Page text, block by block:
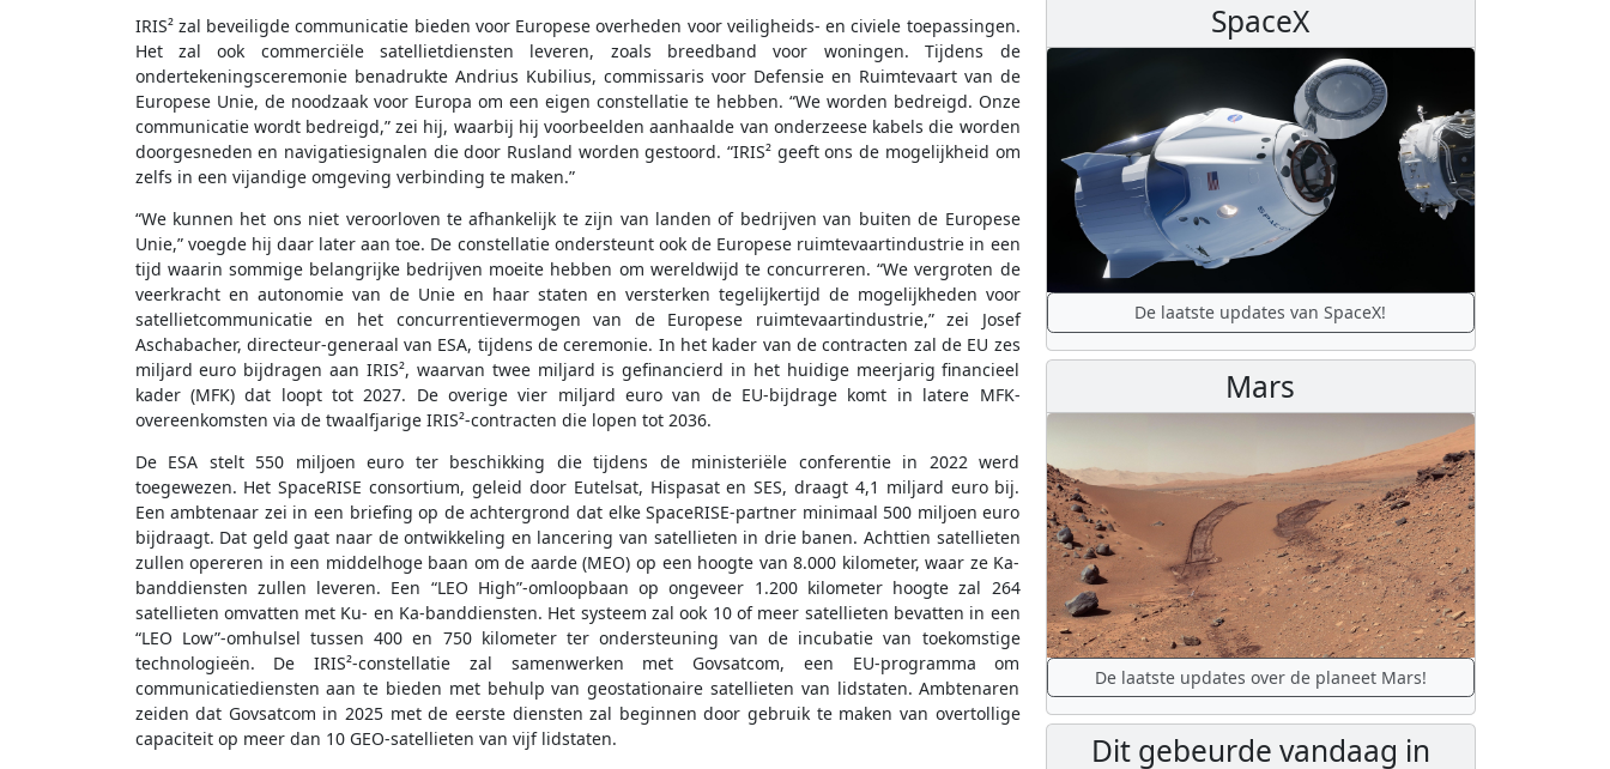
IRIS² zal beveiligde communicatie bieden voor Europese overheden voor veiligheids- en civiele toepassingen.
Het zal ook commerciële satellietdiensten leveren, zoals breedband voor woningen. Tijdens de
ondertekeningsceremonie benadrukte Andrius Kubilius, commissaris voor Defensie en Ruimtevaart van de
Europese Unie, de noodzaak voor Europa om een eigen constellatie te hebben. “We worden bedreigd. Onze
communicatie wordt bedreigd,” zei hij, waarbij hij voorbeelden aanhaalde van onderzeese kabels die worden
doorgesneden en navigatiesignalen die door Rusland worden gestoord. “IRIS² geeft ons de mogelijkheid om
zelfs in een vijandige omgeving verbinding te maken.”
“We kunnen het ons niet veroorloven te afhankelijk te zijn van landen of bedrijven van buiten de Europese
Unie,” voegde hij daar later aan toe. De constellatie ondersteunt ook de Europese ruimtevaartindustrie in een
tijd waarin sommige belangrijke bedrijven moeite hebben om wereldwijd te concurreren. “We vergroten de
veerkracht en autonomie van de Unie en haar staten en versterken tegelijkertijd de mogelijkheden voor
satellietcommunicatie en het concurrentievermogen van de Europese ruimtevaartindustrie,” zei Josef
Aschabacher, directeur-generaal van ESA, tijdens de ceremonie. In het kader van de contracten zal de EU zes
miljard euro bijdragen aan IRIS², waarvan twee miljard is gefinancierd in het huidige meerjarig financieel
kader (MFK) dat loopt tot 2027. De overige vier miljard euro van de EU-bijdrage komt in latere MFK-
overeenkomsten via de twaalfjarige IRIS²-contracten die lopen tot 2036.
De ESA stelt 550 miljoen euro ter beschikking die tijdens de ministeriële conferentie in 2022 werd
toegewezen. Het SpaceRISE consortium, geleid door Eutelsat, Hispasat en SES, draagt 4,1 miljard euro bij.
Een ambtenaar zei in een briefing op de achtergrond dat elke SpaceRISE-partner minimaal 500 miljoen euro
bijdraagt. Dat geld gaat naar de ontwikkeling en lancering van satellieten in drie banen. Achttien satellieten
zullen opereren in een middelhoge baan om de aarde (MEO) op een hoogte van 8.000 kilometer, waar ze Ka-
banddiensten zullen leveren. Een “LEO High”-omloopbaan op ongeveer 1.200 kilometer hoogte zal 264
satellieten omvatten met Ku- en Ka-banddiensten. Het systeem zal ook 10 of meer satellieten bevatten in een
“LEO Low”-omhulsel tussen 400 en 750 kilometer ter ondersteuning van de incubatie van toekomstige
technologieën. De IRIS²-constellatie zal samenwerken met Govsatcom, een EU-programma om
communicatiediensten aan te bieden met behulp van geostationaire satellieten van lidstaten. Ambtenaren
zeiden dat Govsatcom in 2025 met de eerste diensten zal beginnen door gebruik te maken van overtollige
capaciteit op meer dan 10 GEO-satellieten van vijf lidstaten.
SpaceX
De laatste updates van SpaceX!
Mars
De laatste updates over de planeet Mars!
Dit gebeurde vandaag in